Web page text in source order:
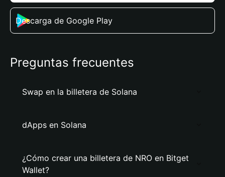
Descarga de Google Play
Preguntas frecuentes
Swap en la billetera de Solana
dApps en Solana
¿Cómo crear una billetera de NRO en Bitget
Wallet?